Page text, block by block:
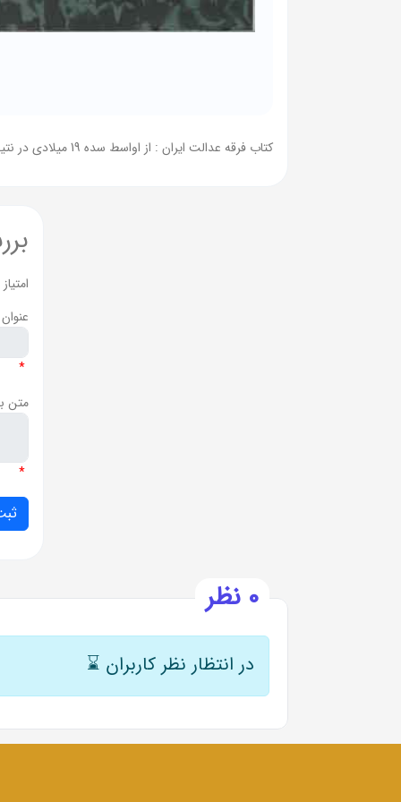
کتاب فرقه عدالت ایران : از اواسط سده 19 میلادی در نتیجه بحران اقتصادی مهاجرت فردی و دسته جمعی از ایران اغاز شد و همگام با تعمق بحران گسترش یافت که در نتیجه .....
امتیاز
*
متن
*
0 نظر
در انتظار نظر کاربران ⌛